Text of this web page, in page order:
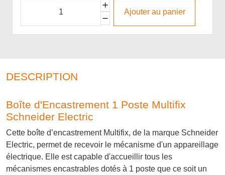
Ajouter au panier
DESCRIPTION
Boîte d'Encastrement 1 Poste Multifix
Schneider Electric
Cette boîte d’encastrement Multifix, de la marque Schneider
Electric, permet de recevoir le mécanisme d'un appareillage
électrique. Elle est capable d'accueillir tous les
mécanismes encastrables dotés à 1 poste que ce soit un